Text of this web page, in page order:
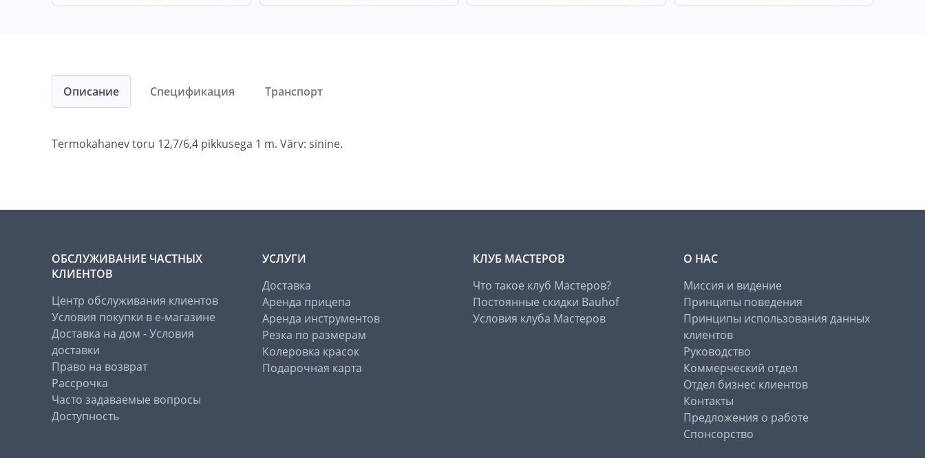
Описание
Termokahanev toru 12,7/6,4 pikkusega 1 m. Värv: sinine.
Спецификация Транспорт
ОБСЛУЖИВАНИЕ ЧАСТНЫХ
КЛИЕНТОВ
Центр обслуживания клиентов
Условия покупки в е-магазине
Доставка на дом - Условия
доставки
Право на возврат
Рассрочка
Часто задаваемые вопросы
Доступность
УСЛУГИ
Доставка
Аренда прицепа
Аренда инструментов
Резка по размерам
Колеровка красок
Подарочная карта
КЛУБ МАСТЕРОВ
Что такое клуб Мастеров?
Постоянные скидки Bauhof
Условия клуба Мастеров
О НАС
Миссия и видение
Принципы поведения
Принципы использования данных
клиентов
Руководство
Коммерческий отдел
Отдел бизнес клиентов
Контакты
Предложения о работе
Спонсорство